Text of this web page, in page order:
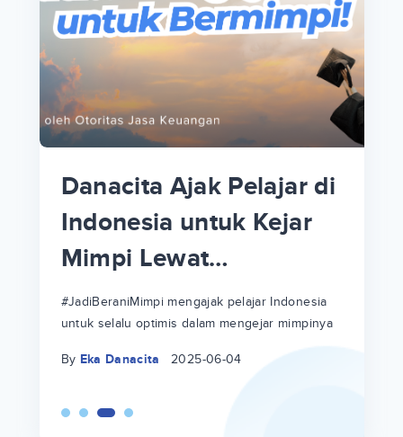
Danacita Ajak Pelajar di
Indonesia untuk Kejar
Mimpi Lewat
#JadiBeraniMimpi
#JadiBeraniMimpi mengajak pelajar Indonesia
untuk selalu optimis dalam mengejar mimpinya
By Eka Danacita 2025-06-04